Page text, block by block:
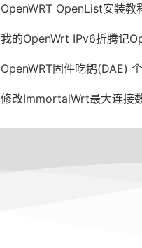
OpenWRT OpenList安装教
我的OpenWrt IPv6折腾记OpenWrt
OpenWRT固件吃鹅(DAE)
修改ImmortalWrt最大连接数方法